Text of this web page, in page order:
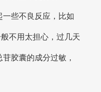
一些不良反应，比如
不用太担心，过几天
胶囊的成分过敏，